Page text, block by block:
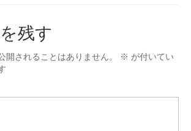
残す
開されることはありません。 ※ が付いてい